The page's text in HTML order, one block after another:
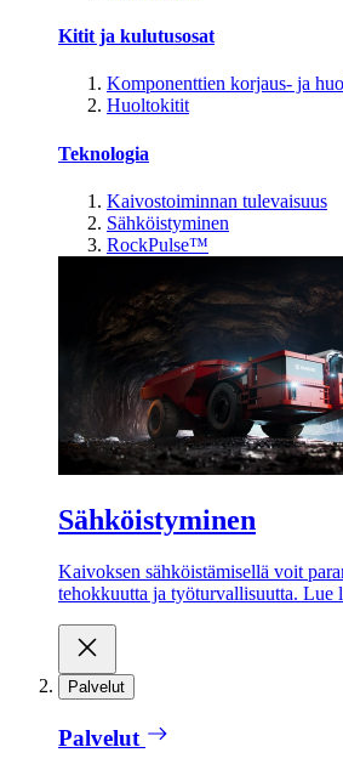
Kitit ja kulutusosat
Komponenttien korjaus- ja
Huoltokitit
Teknologia
Kaivostoiminnan tulevaisuus
Sähköistyminen
RockPulse™
Sähköistyminen
Kaivoksen sähköistämisellä voit
tehokkuutta ja työturvallisuutta. Lue
Palvelut
Palvelut